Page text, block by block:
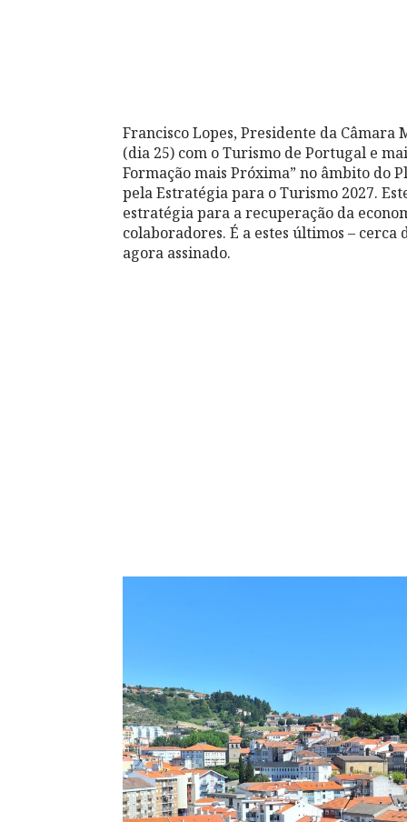
Francisco Lopes, Presidente da
(dia 25) com o Turismo de Portugal e
Formação mais Próxima” no âmbito do
pela Estratégia para o Turismo 2027.
estratégia para a recuperação da
colaboradores. É a estes últimos –
agora assinado.